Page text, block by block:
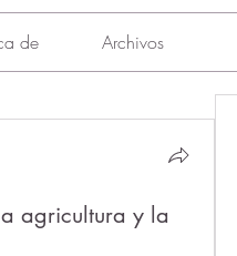
de Archivos
agricultura y la